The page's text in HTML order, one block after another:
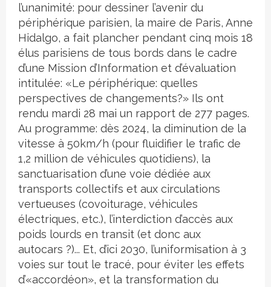
l’unanimité: pour dessiner l’avenir du
périphérique parisien, la maire de Paris, Anne
Hidalgo, a fait plancher pendant cinq mois 18
élus parisiens de tous bords dans le cadre
d’une Mission d’Information et d’évaluation
intitulée: «Le périphérique: quelles
perspectives de changements?» Ils ont
rendu mardi 28 mai un rapport de 277 pages.
Au programme: dès 2024, la diminution de la
vitesse à 50km/h (pour fluidifier le trafic de
1,2 million de véhicules quotidiens), la
sanctuarisation d’une voie dédiée aux
transports collectifs et aux circulations
vertueuses (covoiturage, véhicules
électriques, etc.), l’interdiction d’accès aux
poids lourds en transit (et donc aux
autocars ?)... Et, d’ici 2030, l’uniformisation à 3
voies sur tout le tracé, pour éviter les effets
d’«accordéon», et la transformation du